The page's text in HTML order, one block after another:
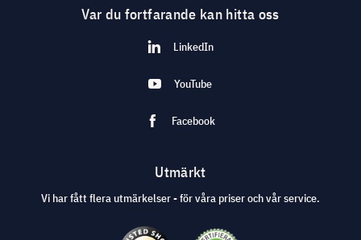
Var du fortfarande kan hitta oss
LinkedIn
YouTube
Facebook
Utmärkt
Vi har fått flera utmärkelser - för våra priser och vår service.